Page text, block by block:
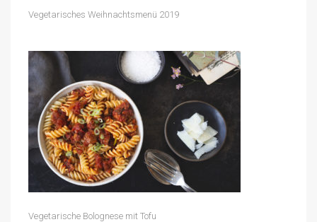
Vegetarisches Weihnachtsmenü 2019
Vegetarische Bolognese mit Tofu